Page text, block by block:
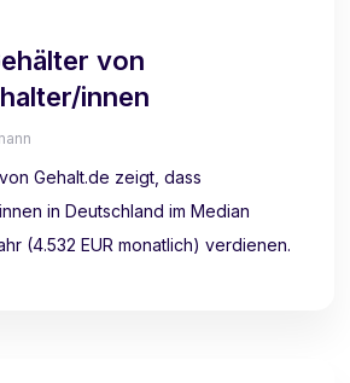
von
innen
Gehalt.de zeigt, dass
in Deutschland im Median
(4.532 EUR monatlich) verdienen.